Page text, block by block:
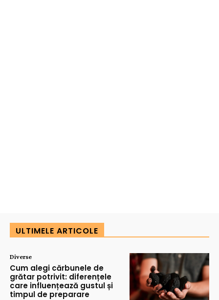
ULTIMELE ARTICOLE
Diverse
Cum alegi cărbunele de
grătar potrivit: diferențele
care influențează gustul și
timpul de preparare